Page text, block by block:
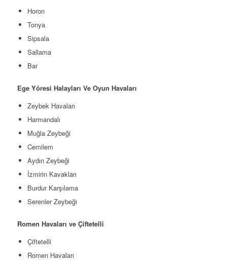
Horon
Tonya
Sipsala
Sallama
Bar
Ege Yöresi Halayları Ve Oyun Havaları
Zeybek Havaları
Harmandalı
Muğla Zeybeği
Cemilem
Aydın Zeybeği
İzmirin Kavakları
Burdur Karşılama
Serenler Zeybeği
Romen Havaları ve Çiftetelli
Çiftetelli
Romen Havaları